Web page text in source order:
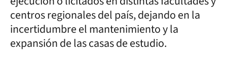
centros regionales del país, dejando en la
incertidumbre el mantenimiento y la
expansión de las casas de estudio.